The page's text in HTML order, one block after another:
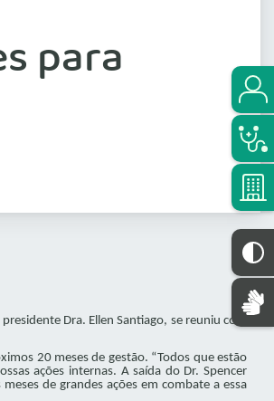
para
Dra. Ellen Santiago, se reuniu com
20 meses de gestão. “Todos que estão
ações internas. A saída do Dr. Spencer
de grandes ações em combate a essa